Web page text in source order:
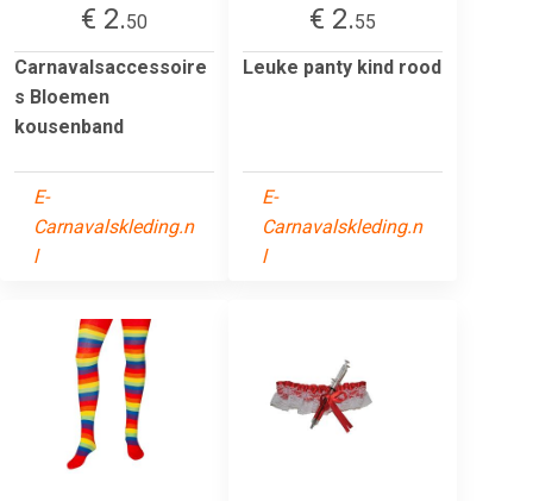
€ 2.50
Carnavalsaccessoire
s Bloemen
kousenband
E-
Carnavalskleding.n
l
€ 2.55
Leuke panty kind rood
E-
Carnavalskleding.n
l